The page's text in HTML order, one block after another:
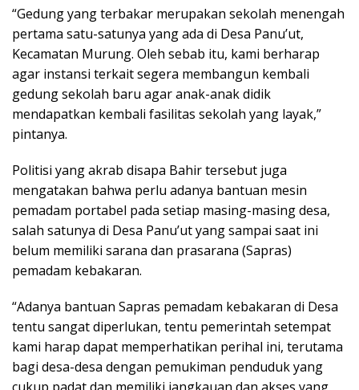
“Gedung yang terbakar merupakan sekolah menengah
pertama satu-satunya yang ada di Desa Panu’ut,
Kecamatan Murung. Oleh sebab itu, kami berharap
agar instansi terkait segera membangun kembali
gedung sekolah baru agar anak-anak didik
mendapatkan kembali fasilitas sekolah yang layak,”
pintanya.
Politisi yang akrab disapa Bahir tersebut juga
mengatakan bahwa perlu adanya bantuan mesin
pemadam portabel pada setiap masing-masing desa,
salah satunya di Desa Panu’ut yang sampai saat ini
belum memiliki sarana dan prasarana (Sapras)
pemadam kebakaran.
“Adanya bantuan Sapras pemadam kebakaran di Desa
tentu sangat diperlukan, tentu pemerintah setempat
kami harap dapat memperhatikan perihal ini, terutama
bagi desa-desa dengan pemukiman penduduk yang